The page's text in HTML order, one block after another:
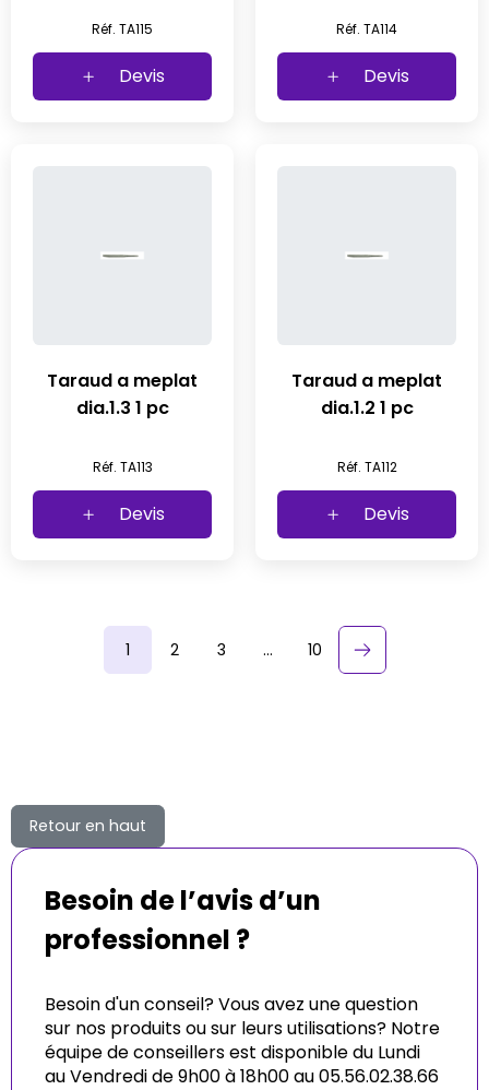
Réf. TA115
Devis
Réf. TA114
Devis
Taraud a meplat
dia.1.3 1 pc
Réf. TA113
Devis
Taraud a meplat
dia.1.2 1 pc
Réf. TA112
Devis
1 2 3 … 10 keyboard_arrow_rightSuivant
Retour en haut
Besoin de l’avis d’un
professionnel ?
Besoin d'un conseil? Vous avez une question
sur nos produits ou sur leurs utilisations? Notre
équipe de conseillers est disponible du Lundi
au Vendredi de 9h00 à 18h00 au 05.56.02.38.66